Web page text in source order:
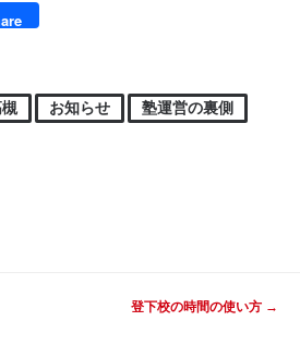
お知らせ
塾運営の裏側
登下校の時間の使い方 →